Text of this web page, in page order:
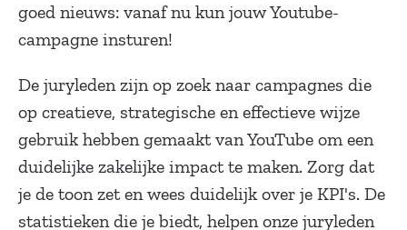
goed nieuws: vanaf nu kun jouw Youtube-
campagne insturen!
De juryleden zijn op zoek naar campagnes die
op creatieve, strategische en effectieve wijze
gebruik hebben gemaakt van YouTube om een ​​
duidelijke zakelijke impact te maken. Zorg dat
je de toon zet en wees duidelijk over je KPI's. De
statistieken die je biedt, helpen onze juryleden